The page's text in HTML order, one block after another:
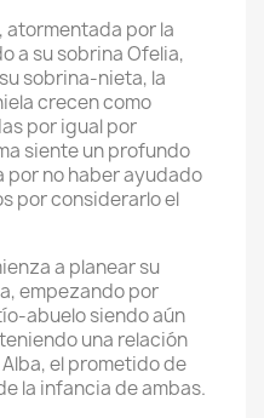
atormentada por la
a su sobrina Ofelia,
sobrina-nieta, la
crecen como
por igual por
siente un profundo
por no haber ayudado
por considerarlo el
a planear su
empezando por
abuelo siendo aún
una relación
el prometido de
la infancia de ambas.